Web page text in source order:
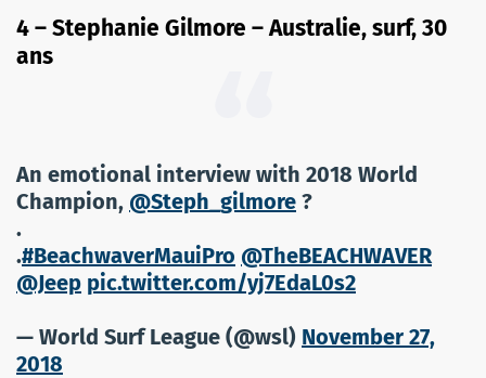
4 – Stephanie Gilmore – Australie, surf, 30
ans
An emotional interview with 2018 World
Champion, @Steph_gilmore ?
.
.#BeachwaverMauiPro @TheBEACHWAVER
@Jeep pic.twitter.com/yj7EdaL0s2
— World Surf League (@wsl) November 27,
2018